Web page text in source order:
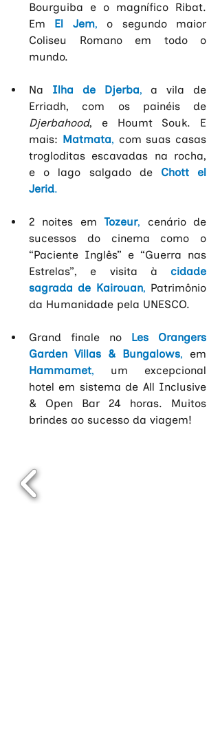
Bourguiba e o magnífico Ribat.
Em
El Jem, o segundo maior
Coliseu Romano em todo o
mundo.
Na Ilha de Djerba, a vila de
Djerbahood, e Houmt Souk. E
mais: Matmata, com suas casas
trogloditas escavadas na rocha,
e o lago salgado de
Chott el
Jerid.
2 noites em Tozeur, cenário de
sucessos do cinema como o
“Paciente Inglês” e “Guerra nas
Estrelas”, e visita à cidade
sagrada de Kairouan, Patrimônio
da Humanidade pela UNESCO.
Grand finale no
Les Orangers
Garden Villas & Bungalows, em
Hammamet, um excepcional
hotel em sistema de All Inclusive
& Open Bar 24 horas. Muitos
brindes ao sucesso da viagem!